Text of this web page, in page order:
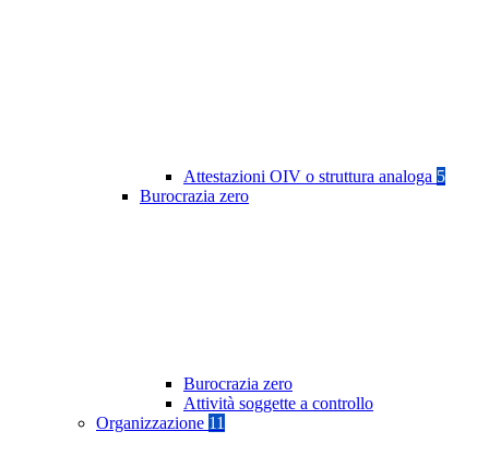
Attestazioni OIV o struttura analoga 5
Burocrazia zero
Burocrazia zero
Attività soggette a controllo
Organizzazione 11